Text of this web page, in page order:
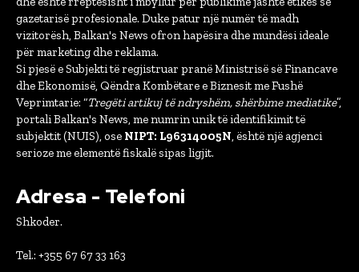
gazetarisë profesionale. Duke patur një numër të madh
vizitorësh, Balkan's News ofron hapësira dhe mundësi ideale
për marketing dhe reklama.
Si pjesë e Subjekti të regjistruar pranë Ministrisë së Financave
dhe Ekonomisë, Qëndra Kombëtare e Biznesit me Fushë
Veprimtarie: “Tregëti artikuj të ndryshëm, shërbime mediatike”,
portali Balkan's News, me numrin unik të identifikimit të
subjektit (NUIS), ose NIPT: L96314005N, është një agjenci
serioze me elementë fiskalë sipas ligjit.
Adresa - Telefoni
Shkoder.
Tel.: +355 67 67 33 163